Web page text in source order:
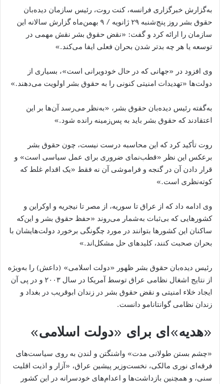
به‌گزارش خبرگزاری فرانسه، کنت روت، رئیس سازمان دیده‌بان
حقوق بشر روز پنج‌شنبه ۲۹ ژانویه / ۹ بهمن‌ماه گزارش سالانه این
سازمان را ارائه کرد و گفت: «نقض حقوق بشر نقش مهمی در
توسعه یا هر چه بدتر شدن بحران فعلی ایفا می‌کند.»
وی افزود در «جهانی که در حال خودویرانی است»، بسیاری از
دولت‌ها «تهدیدات امنیتی کنونی را به حقوق بشر اولویت می‌دهند.»
به‌گفته رئیس دیده‌بان حقوق بشر، «به‌نظر می‌رسد آن‌ها بر این
اعتقادند که حقوق بشر باید به پس‌زمینه رانده شود.»
روت تأکید کرد که این محاسبه درست نیست، چون حقوق بشر
برعکس این نظر «قطب‌نمای ضروری برای عمل سیاسی است» و
قرار دادن آن در گنجه و فراموشی آن نه فقط «یک اقدام غلط که
کوته‌نظری است.»
وی ادامه داد که از عراق تا سوریه، از مصر تا نیجریه و اوکراین و
کشورهایی که بی‌ثبات به‌شمار می‌روند «حفظ حقوق بشر و این‌که
ساکنان این کشورها بتوانند در مورد چگونگی برخورد دولت‌هایشان با
بحران صحبت کنند، کلیدهای حل مشکل‌اند.»
رئیس دیده‌بان حقوق بشر ظهور «دولت اسلامی» (داعش) را به‌ویژه
از نتایج اشغال نظامی عراق توسط آمریکا در سال ۲۰۰۳ و در پی آن
ایجاد خلاء امنیتی و نقض حقوق بشر در زندان ابوقریب در بغداد و
زندان نظامی گوانتانامو دانست.
«هدیه»‌ای برای «دولت اسلامی»
«چشم بستن طولانی مدت» واشنگتن و لندن به روی سیاست‌های
فرقه‌ای نوری مالکی، نخست‌وزیر پیشین عراق، «آزار و اذیت اقلیت
سنی، و همچنین بازداشت‌ها و اعدام‌های خودسرانه در این کشور